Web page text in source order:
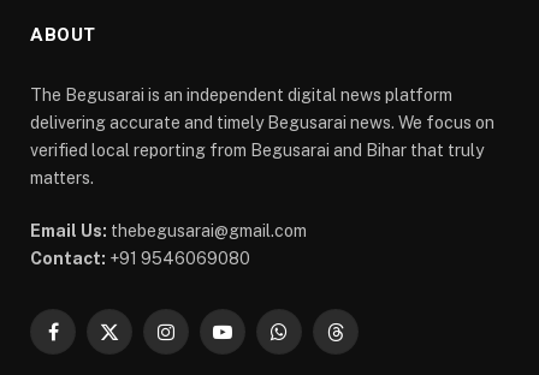
ABOUT
The Begusarai is an independent digital news platform
delivering accurate and timely Begusarai news. We focus on
verified local reporting from Begusarai and Bihar that truly
matters.
Email Us: thebegusarai@gmail.com
Contact: +91 9546069080
Facebook
X
InstagramYouTubeWhatsAppThreads